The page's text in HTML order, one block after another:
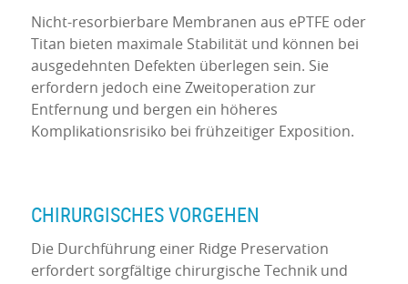
Nicht-resorbierbare Membranen aus ePTFE oder
Titan bieten maximale Stabilität und können bei
ausgedehnten Defekten überlegen sein. Sie
erfordern jedoch eine Zweitoperation zur
Entfernung und bergen ein höheres
Komplikationsrisiko bei frühzeitiger Exposition.
CHIRURGISCHES VORGEHEN
Die Durchführung einer Ridge Preservation
erfordert sorgfältige chirurgische Technik und